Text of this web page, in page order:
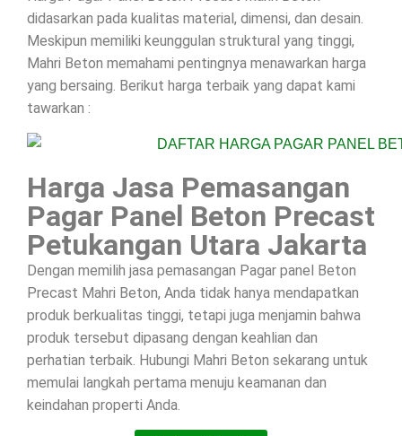
didasarkan pada kualitas material, dimensi, dan desain.
Meskipun memiliki keunggulan struktural yang tinggi,
Mahri Beton memahami pentingnya menawarkan harga
yang bersaing. Berikut harga terbaik yang dapat kami
tawarkan :
Harga Jasa Pemasangan
Pagar Panel Beton Precast
Petukangan Utara Jakarta
Dengan memilih jasa pemasangan Pagar panel Beton
Precast Mahri Beton, Anda tidak hanya mendapatkan
produk berkualitas tinggi, tetapi juga menjamin bahwa
produk tersebut dipasang dengan keahlian dan
perhatian terbaik. Hubungi Mahri Beton sekarang untuk
memulai langkah pertama menuju keamanan dan
keindahan properti Anda.